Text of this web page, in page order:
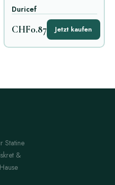
Duricef
CHF0.87 Jetzt kaufen
Statine
&